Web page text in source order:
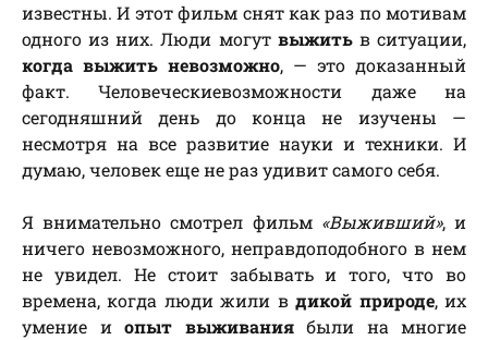
известны. И этот фильм снят как раз по мотивам
одного из них. Люди могут выжитьв ситуации,
когда выжить невозможно, — это доказанный
факт. Человеческиевозможности даже на
сегодняшний день до конца не изучены —
несмотря на все развитие науки и техники. И
думаю, человек еще не раз удивит самого себя.
Я внимательно смотрел фильм «Выживший», и
ничего невозможного, неправдоподобного в нем
не увидел. Не стоит забывать и того, что во
времена, когда люди жили вдикой природе, их
умение и опыт выживаниябыли на многие